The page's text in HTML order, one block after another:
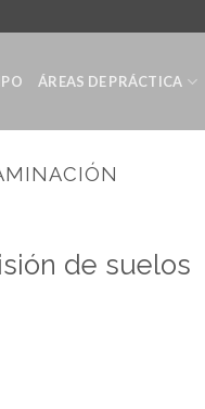
ÁREAS DE PRÁCTICA
de suelos